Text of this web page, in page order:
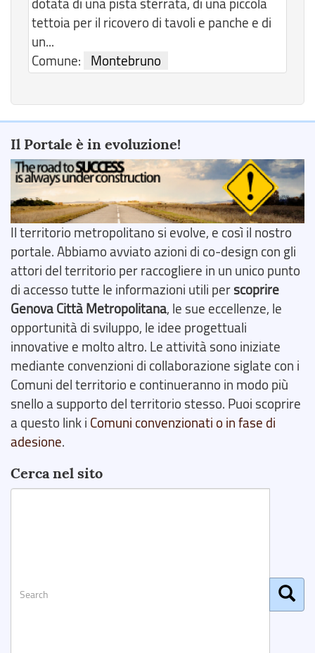
dotata di una pista sterrata, di una piccola
tettoia per il ricovero di tavoli e panche e di
un...
Comune:
Montebruno
Il Portale è in evoluzione!
Il territorio metropolitano si evolve, e così il nostro
portale. Abbiamo avviato azioni di co-design con gli
attori del territorio per raccogliere in un unico punto
di accesso tutte le informazioni utili perscoprire
Genova Città Metropolitana, le sue eccellenze, le
opportunità di sviluppo, le idee progettuali
innovative e molto altro. Le attività sono iniziate
mediante convenzioni di collaborazione siglate con i
Comuni del territorio e continueranno in modo più
snello a supporto del territorio stesso. Puoi scoprire
a questo link i Comuni convenzionati o in fase di
adesione.
Cerca nel sito